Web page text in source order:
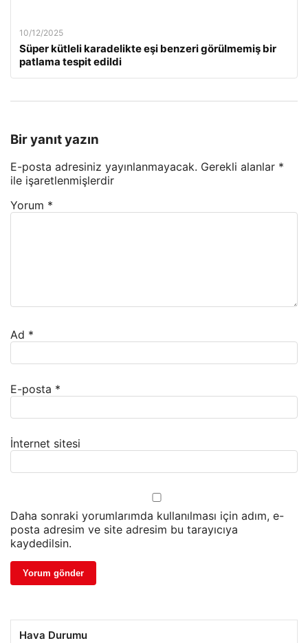
10/12/2025
Süper kütleli karadelikte eşi benzeri görülmemiş bir
patlama tespit edildi
Bir yanıt yazın
E-posta adresiniz yayınlanmayacak. Gerekli alanlar *
ile işaretlenmişlerdir
Yorum *
Ad *
E-posta *
İnternet sitesi
Daha sonraki yorumlarımda kullanılması için adım, e-
posta adresim ve site adresim bu tarayıcıya
kaydedilsin.
Hava Durumu